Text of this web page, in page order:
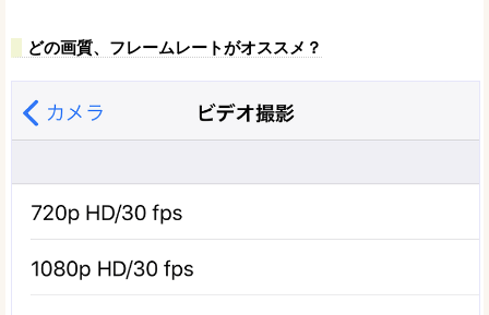
どの画質、フレームレートがオススメ？